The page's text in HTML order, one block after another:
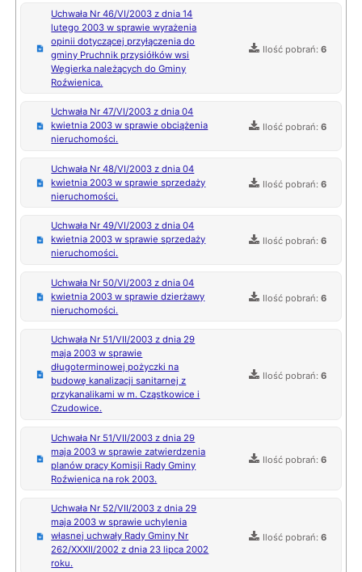
Uchwała Nr 46/VI/2003 z dnia 14
lutego 2003 w sprawie wyrażenia
opinii dotyczącej przyłączenia do
gminy Pruchnik przysiółków wsi
Węgierka należących do Gminy
Roźwienica.
Ilość pobrań:6
Uchwała Nr 47/VI/2003 z dnia 04
kwietnia 2003 w sprawie obciążenia
nieruchomości.
Ilość pobrań:6
Uchwała Nr 48/VI/2003 z dnia 04
kwietnia 2003 w sprawie sprzedaży
nieruchomości.
Ilość pobrań:6
Uchwała Nr 49/VI/2003 z dnia 04
kwietnia 2003 w sprawie sprzedaży
nieruchomości.
Ilość pobrań:6
Uchwała Nr 50/VI/2003 z dnia 04
kwietnia 2003 w sprawie dzierżawy
nieruchomości.
Ilość pobrań:6
Uchwała Nr 51/VII/2003 z dnia 29
maja 2003 w sprawie
długoterminowej pożyczki na
budowę kanalizacji sanitarnej z
przykanalikami w m. Cząstkowice i
Czudowice.
Ilość pobrań:6
Uchwała Nr 51/VII/2003 z dnia 29
maja 2003 w sprawie zatwierdzenia
planów pracy Komisji Rady Gminy
Roźwienica na rok 2003.
Ilość pobrań:6
Uchwała Nr 52/VII/2003 z dnia 29
maja 2003 w sprawie uchylenia
własnej uchwały Rady Gminy Nr
262/XXXII/2002 z dnia 23 lipca 2002
roku.
Ilość pobrań:6